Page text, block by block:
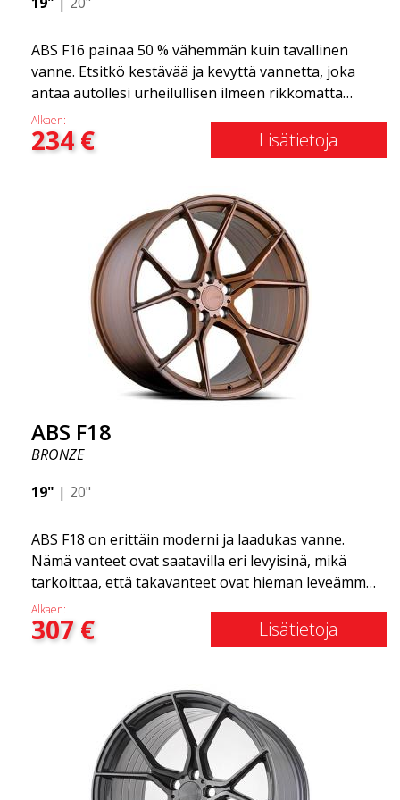
ABS F16 painaa 50 % vähemmän kuin tavallinen
vanne. Etsitkö kestävää ja kevyttä vannetta, joka
antaa autollesi urheilullisen ilmeen rikkomatta
pankkia? ABS F16 on oma yrityksemme tarjota
laatutietoisille asiakkaille vanne, joka hyötyy
uusimmista materiaalien ja tuotannon
jossa kehitys etenee nopeasti, ja ABS F16 on
todellakin eturintamassa!
Alkaen:
234€ Lisätietoja
ABS F18
BRONZE
19" | 20"
ABS F18 on erittäin moderni ja laadukas vanne.
Nämä vanteet ovat saatavilla eri levyisinä, mikä
tarkoittaa, että takavanteet ovat hieman leveämmät
kuin etuvanteet. Tämä antaa autolle kovan ilmeen,
joka usein yhdistetään kilpa-ajoon. (Ne ovat myös
saatavilla neliömäisenä kokoonpanona.) Toisin
urheilullisemman ulkonäön. Samalla haluamme
korostaa, että nämä vanteet tarjoavat
uskomattoman hyvän suorituskyvyn suhteessa
niiden hintaan. Edistynyt Flow Forming -
tuotantotekniikka tekee vanteista sekä vahvempia
Alkaen:
307€ Lisätietoja